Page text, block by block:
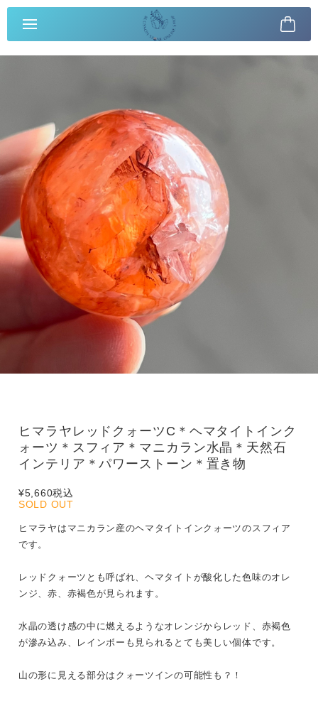
ヒマラヤレッドクォーツC＊ヘマタイトインク
ォーツ＊スフィア＊マニカラン水晶＊天然石
インテリア＊パワーストーン＊置き物
¥5,660税込
SOLD OUT
ヒマラヤはマニカラン産のヘマタイトインクォーツのスフィア
です。
レッドクォーツとも呼ばれ、ヘマタイトが酸化した色味のオレ
ンジ、赤、赤褐色が見られます。
水晶の透け感の中に燃えるようなオレンジからレッド、赤褐色
が滲み込み、レインボーも見られるとても美しい個体です。
山の形に見える部分はクォーツインの可能性も？！